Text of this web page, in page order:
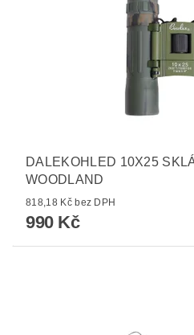
DALEKOHLED 10X25
WOODLAND
818,18 Kč bez DPH
990 Kč